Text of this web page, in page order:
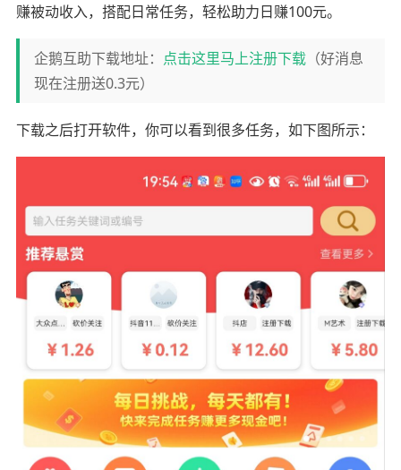
赚被动收入，搭配日常任务，轻松助力日赚100元。
企鹅互助下载地址： 点击这里马上注册下载（好消息
现在注册送0.3元）
下载之后打开软件，你可以看到很多任务，如下图所示：